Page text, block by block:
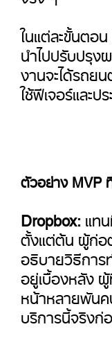
ในแต่ละขั้นตอ
นำไปปรับปรุ
งานจะได้รถย
ใช้ฟีเจอร์และ
ตัวอย่าง MVP
Dropbox:แท
ตั้งแต่ต้น ผู้ก่อ
อธิบายวิธีการ
อยู่เบื้องหลัง
หน้าหลายพัน
บริการนี้จริง